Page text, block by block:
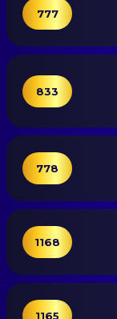
777
833
778
1168
1165